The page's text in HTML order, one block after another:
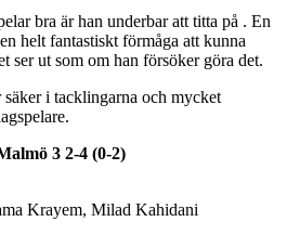
bra är han underbar att titta på . En
helt fantastiskt förmåga att kunna
ser ut som om han försöker göra det.
i tacklingarna och mycket
3 2-4 (0-2)
Krayem, Milad Kahidani